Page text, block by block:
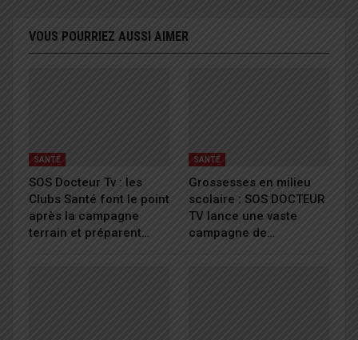
VOUS POURRIEZ AUSSI AIMER
SANTÉ
SOS Docteur Tv : les
Clubs Santé font le point
après la campagne
terrain et préparent…
SANTÉ
Grossesses en milieu
scolaire : SOS DOCTEUR
TV lance une vaste
campagne de…